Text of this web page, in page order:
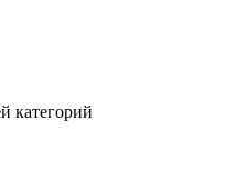
категорий